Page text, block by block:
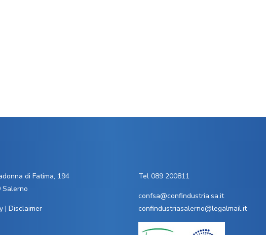
di Fatima, 194
Salerno
| Disclaimer
Tel 089 200811
confsa@confindustria.sa.it
confindustriasalerno@legalmail.it